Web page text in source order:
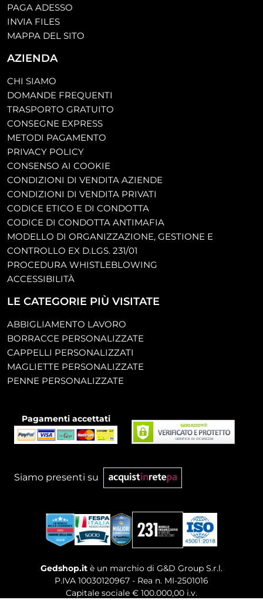
PAGA ADESSO
INVIA FILES
MAPPA DEL SITO
AZIENDA
CHI SIAMO
DOMANDE FREQUENTI
TRASPORTO GRATUITO
CONSEGNE EXPRESS
METODI PAGAMENTO
PRIVACY POLICY
CONSENSO AI COOKIE
CONDIZIONI DI VENDITA AZIENDE
CONDIZIONI DI VENDITA PRIVATI
CODICE ETICO E DI CONDOTTA
CODICE DI CONDOTTA ANTIMAFIA
MODELLO DI ORGANIZZAZIONE, GESTIONE E
CONTROLLO EX D.LGS. 231/01
PROCEDURA WHISTLEBLOWING
ACCESSIBILITÀ
LE CATEGORIE PIÙ VISITATE
ABBIGLIAMENTO LAVORO
BORRACCE PERSONALIZZATE
CAPPELLI PERSONALIZZATI
MAGLIETTE PERSONALIZZATE
PENNE PERSONALIZZATE
Pagamenti accettati
Siamo presenti su
Gedshop.it è un marchio di G&D Group S.r.l.
P.IVA 10030120967 - Rea n. MI-2501016
Capitale sociale € 100.000,00 i.v.